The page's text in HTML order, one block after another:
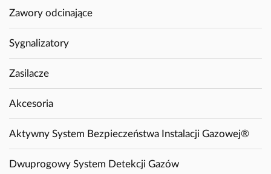
Zawory odcinające
Sygnalizatory
Zasilacze
Akcesoria
Aktywny System Bezpieczeństwa Instalacji Gazowej®
Dwuprogowy System Detekcji Gazów